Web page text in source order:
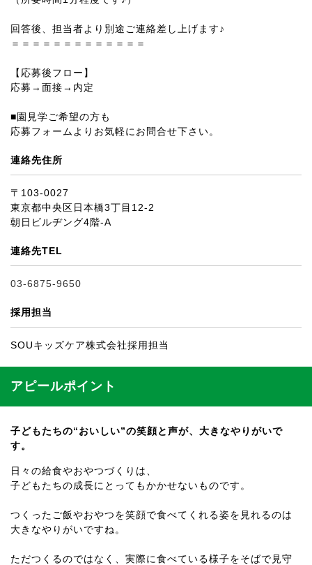
回答後、担当者より別途ご連絡差し上げます♪
＝＝＝＝＝＝＝＝＝＝＝＝＝
【応募後フロー】
応募→面接→内定
■園見学ご希望の方も
応募フォームよりお気軽にお問合せ下さい。
連絡先住所
〒103-0027
東京都中央区日本橋3丁目12-2
朝日ビルヂング4階-A
連絡先TEL
03-6875-9650
採用担当
SOUキッズケア株式会社採用担当
アピールポイント
子どもたちの“おいしい”の笑顔と声が、大きなやりがいで
す。
日々の給食やおやつづくりは、
子どもたちの成長にとってもかかせないものです。
つくったご飯やおやつを笑顔で食べてくれる姿を見れるのは
大きなやりがいですね。
ただつくるのではなく、実際に食べている様子をそばで見守